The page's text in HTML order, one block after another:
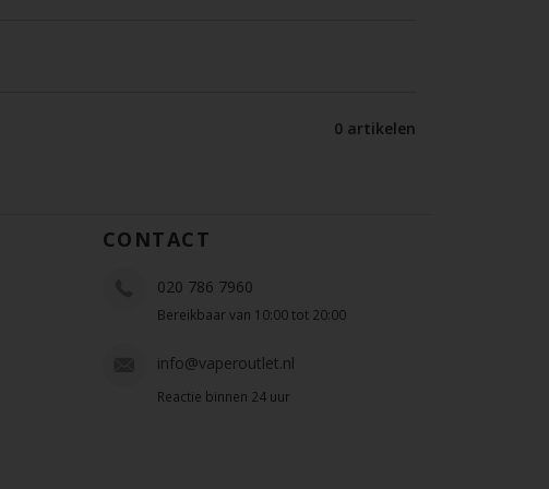
0 artikelen
CONTACT
020 786 7960
Bereikbaar van 10:00 tot 20:00
info@vaperoutlet.nl
Reactie binnen 24 uur